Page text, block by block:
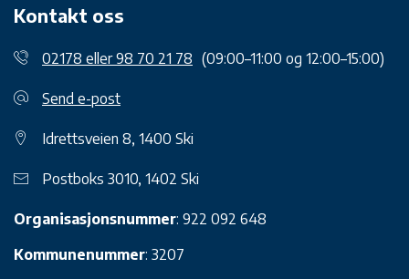
Kontakt oss
02178 eller 98 70 21 78 (09:00–11:00 og 12:00–15:00)
Send e-post
Idrettsveien 8, 1400 Ski
Postboks 3010, 1402 Ski
Organisasjonsnummer: 922 092 648
Kommunenummer: 3207